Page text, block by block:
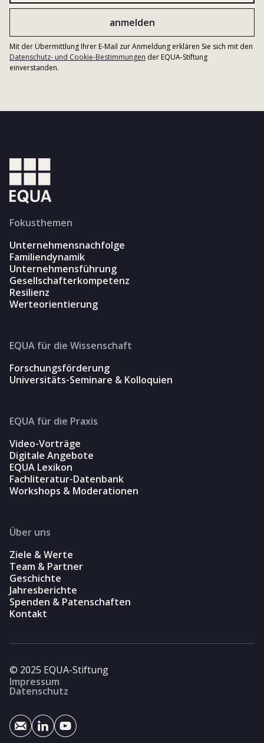
Mit der Übermittlung Ihrer E-Mail zur Anmeldung erklären Sie sich mit den
Datenschutz- und Cookie-Bestimmungen der EQUA-Stiftung
einverstanden.
Fokusthemen
Unternehmensnachfolge
Familiendynamik
Unternehmensführung
Gesellschafterkompetenz
Resilienz
Werteorientierung
EQUA für die Wissenschaft
Forschungsförderung
Universitäts-Seminare & Kolloquien
EQUA für die Praxis
Video-Vorträge
Digitale Angebote
EQUA Lexikon
Fachliteratur-Datenbank
Workshops & Moderationen
Über uns
Ziele & Werte
Team & Partner
Geschichte
Jahresberichte
Spenden & Patenschaften
Kontakt
© 2025 EQUA-Stiftung
Impressum
Datenschutz